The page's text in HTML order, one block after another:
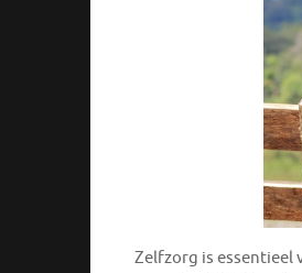
Zelfzorg is essentieel